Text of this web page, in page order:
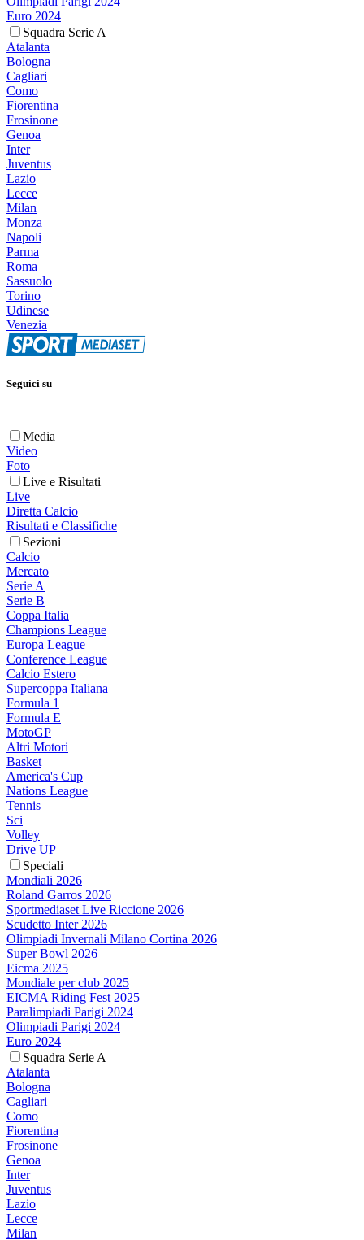
Euro 2024
Squadra Serie A
Atalanta
Bologna
Cagliari
Como
Fiorentina
Frosinone
Genoa
Inter
Juventus
Lazio
Lecce
Milan
Monza
Napoli
Parma
Roma
Sassuolo
Torino
Udinese
Venezia
Seguici su
Media
Video
Foto
Live e Risultati
Live
Diretta Calcio
Risultati e Classifiche
Sezioni
Calcio
Mercato
Serie A
Serie B
Coppa Italia
Champions League
Europa League
Conference League
Calcio Estero
Supercoppa Italiana
Formula 1
Formula E
MotoGP
Altri Motori
Basket
America's Cup
Nations League
Tennis
Sci
Volley
Drive UP
Speciali
Mondiali 2026
Roland Garros 2026
Sportmediaset Live Riccione 2026
Scudetto Inter 2026
Olimpiadi Invernali Milano Cortina 2026
Super Bowl 2026
Eicma 2025
Mondiale per club 2025
EICMA Riding Fest 2025
Paralimpiadi Parigi 2024
Olimpiadi Parigi 2024
Euro 2024
Squadra Serie A
Atalanta
Bologna
Cagliari
Como
Fiorentina
Frosinone
Genoa
Inter
Juventus
Lazio
Lecce
Milan